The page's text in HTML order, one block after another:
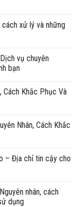
cách xử lý và những
vụ chuyên
bạn
Cách Khắc Phục Và
Nhân, Cách Khắc
– Địa chỉ tin cậy cho
nhân, cách
dụng